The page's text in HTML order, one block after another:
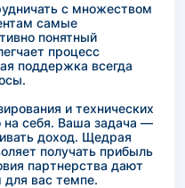
с множеством
самые
понятный
процесс
поддержка всегда
и технических
себя. Ваша задача —
доход. Щедрая
получать прибыль
партнерства дают
для вас темпе.